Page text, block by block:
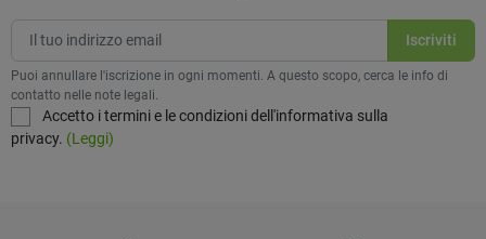
Puoi annullare l'iscrizione in ogni momenti. A questo scopo, cerca le info di
contatto nelle note legali.
Accetto i termini e le condizioni dell'informativa sulla
privacy. (Leggi)